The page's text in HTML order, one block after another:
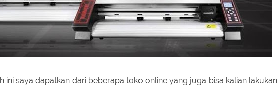
ini saya dapatkan dari beberapa toko online yang juga bisa kalian lakukan